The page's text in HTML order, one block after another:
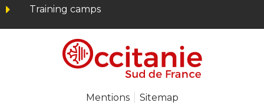
Training camps
Mentions Sitemap